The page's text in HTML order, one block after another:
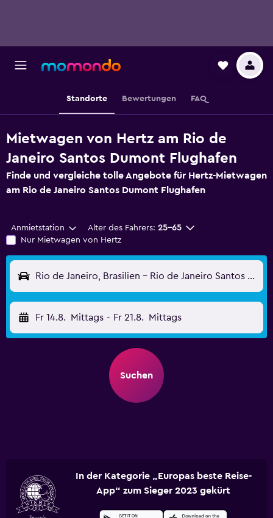
Standorte Bewertungen FAQ
Mietwagen von Hertz am Rio de
Janeiro Santos Dumont Flughafen
Finde und vergleiche tolle Angebote für Hertz-Mietwagen
am Rio de Janeiro Santos Dumont Flughafen
Anmietstation Alter des Fahrers: 25-65
Nur Mietwagen von Hertz
Rio de Janeiro, Brasilien - Rio de Janeiro Santos Dumont (SDU)
Fr 14.8. Mittags - Fr 21.8. Mittags
Suchen
In der Kategorie „Europas beste Reise-
App“ zum Sieger 2023 gekürt